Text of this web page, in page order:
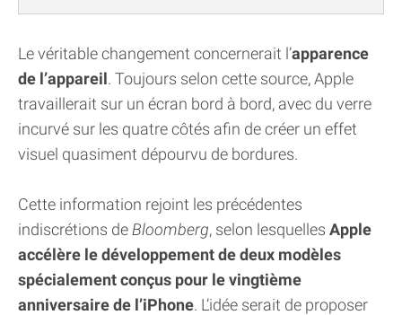
Le véritable changement concernerait l’apparence
de l’appareil. Toujours selon cette source, Apple
travaillerait sur un écran bord à bord, avec du verre
incurvé sur les quatre côtés afin de créer un effet
visuel quasiment dépourvu de bordures.
Cette information rejoint les précédentes
indiscrétions de Bloomberg, selon lesquelles Apple
accélère le développement de deux modèles
spécialement conçus pour le vingtième
anniversaire de l’iPhone. L’idée serait de proposer